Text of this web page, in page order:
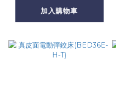
加入購物車